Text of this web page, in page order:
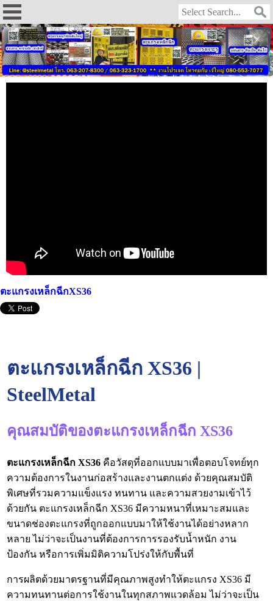
ตะแกรงเหล็กฉีกXS36
ตะแกรงเหล็กฉีก XS36 |
SteelMetal
คุณสมบัติของตะแกรงเหล็กฉีก XS36
ตะแกรงเหล็กฉีก XS36 คือวัสดุที่ออกแบบมาเพื่อตอบโจทย์ทุก
ความต้องการในงานก่อสร้างและงานตกแต่ง ด้วยคุณสมบัติ
พิเศษที่รวมความแข็งแรง ทนทาน และความสวยงามเข้าไว้
ด้วยกัน ตะแกรงเหล็กฉีก XS36 มีความหนาที่เหมาะสมและ
ขนาดช่องตะแกรงที่ถูกออกแบบมาให้ใช้งานได้อย่างหลาก
หลาย ไม่ว่าจะเป็นงานที่ต้องการการรองรับน้ำหนัก งาน
ป้องกัน หรือการเพิ่มมิติความโปร่งให้กับพื้นที่
การผลิตด้วยมาตรฐานที่มีคุณภาพสูงทำให้ตะแกรง XS36 มี
ความทนทานต่อการใช้งานในทุกสภาพแวดล้อม ไม่ว่าจะเป็น